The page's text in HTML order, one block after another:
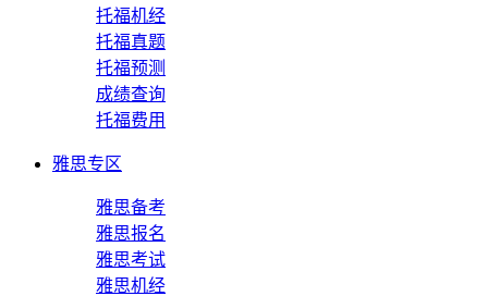
托福机经
托福真题
托福预测
成绩查询
托福费用
雅思专区
雅思备考
雅思报名
雅思考试
雅思机经